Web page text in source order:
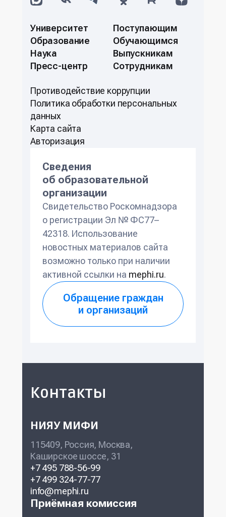
Университет
Образование
Наука
Пресс-центр
Поступающим
Обучающимся
Выпускникам
Сотрудникам
Противодействие коррупции
Политикa обработки персональных
данных
Карта сайта
Авторизация
Сведения
об образовательной
организации
Свидетельство Роскомнадзора
о регистрации Эл № ФС77–
42318. Использование
новостных материалов сайта
возможно только при наличии
активной ссылки на mephi.ru.
Обращение граждан
и организаций
Контакты
НИЯУ МИФИ
115409, Россия, Москва,
Каширское шоссе, 31
+7 495 788-56-99
+7 499 324-77-77
info@mephi.ru
Приёмная комиссия